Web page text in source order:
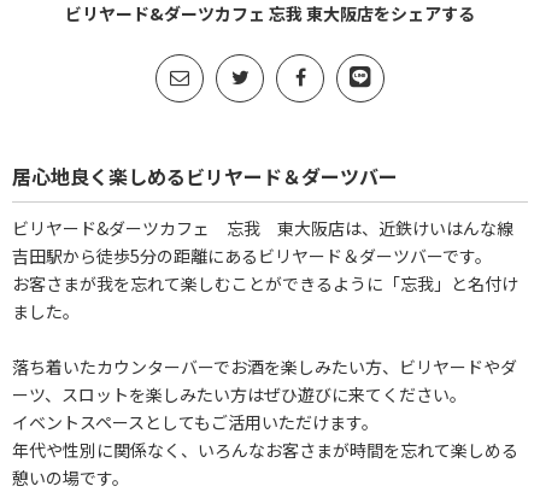
ビリヤード&ダーツカフェ 忘我 東大阪店をシェアする
居心地良く楽しめるビリヤード＆ダーツバー
ビリヤード&ダーツカフェ 忘我 東大阪店は、近鉄けいはんな線
吉田駅から徒歩5分の距離にあるビリヤード＆ダーツバーです。
お客さまが我を忘れて楽しむことができるように「忘我」と名付け
ました。
落ち着いたカウンターバーでお酒を楽しみたい方、ビリヤードやダ
ーツ、スロットを楽しみたい方はぜひ遊びに来てください。
イベントスペースとしてもご活用いただけます。
年代や性別に関係なく、いろんなお客さまが時間を忘れて楽しめる
憩いの場です。